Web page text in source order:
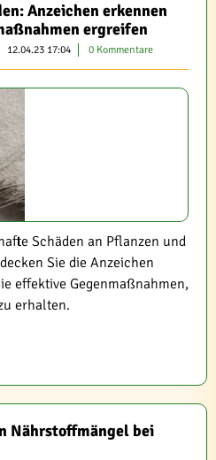
Anzeichen erkennen
ergreifen
12.04.23 17:04 0 Kommentare
Schäden an Pflanzen und
Sie die Anzeichen
effektive Gegenmaßnahmen,
erhalten.
Nährstoffmängel bei